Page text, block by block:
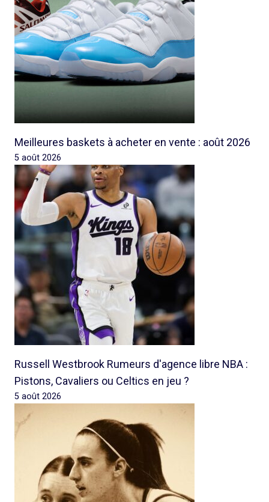
Meilleures baskets à acheter en vente : août 2026
5 août 2026
Russell Westbrook Rumeurs d'agence libre NBA :
Pistons, Cavaliers ou Celtics en jeu ?
5 août 2026